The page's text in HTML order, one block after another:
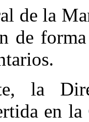
de la
de
la
en